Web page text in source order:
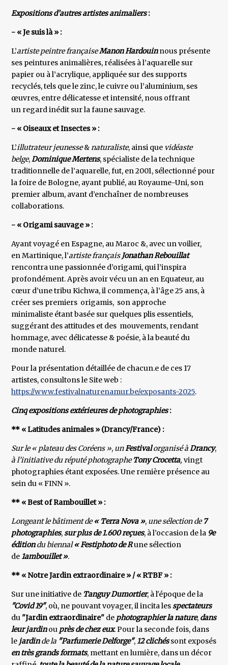
Expositions d’autres artistes animaliers:
- « Je suis là » :
L’artiste peintre françaiseManon Hardouinnous présente
ses peintures animalières, réalisées à l’aquarelle sur
papier ou à l’acrylique, appliquée sur des supports
recyclés, tels que le zinc, le cuivre ou l’aluminium, ses
œuvres, entre délicatesse et intensité, nous offrant
un regard inédit sur la faune sauvage.
- « Oiseaux et Insectes » :
L’illutrateur jeunesse&naturaliste, ainsi que vidéaste
belge,Dominique Mertens, spécialiste de la technique
traditionnelle de l’aquarelle, fut, en 2001, sélectionné pour
la foire de Bologne, ayant publié, au Royaume-Uni, son
premier album, avant d’enchaîner de nombreuses
collaborations.
- « Origami sauvage » :
Ayant voyagé en Espagne, au Maroc &, avec un voilier,
en Martinique, l’artiste françaisJonathan Rebouillat
rencontra une passionnée d’origami, qui l’inspira
profondément. Après avoir vécu un an en Equateur, au
cœur d’une tribu Kichwa, il commença, à l’âge 25 ans, à
créer ses premiers origamis, son approche
minimaliste étant basée sur quelques plis essentiels,
suggérant des attitudes et des mouvements, rendant
hommage, avec délicatesse & poésie, à la beauté du
monde naturel.
Pour la présentation détaillée de chacun.e de ces 17
artistes, consultons le Site web :
https://www.festivalnaturenamur.be/exposants-2025.
Cinq expositions extérieures de photographies:
** « Latitudes animales » (Drancy/France) :
Sur le « plateau des Coréens », unFestivalorganisé àDrancy,
à l’initiative du réputé photographe TonyCrocetta, vingt
photographies étant exposées. Une remière présence au
sein du « FINN ».
** « Best of Rambouillet » :
Longeant le bâtiment de« Terra Nova », une sélection de7
photographies,sur plus de 1.600 reçues, à l’occasion de la 9e
éditiondu biennal« Festiphoto de Rune sélection
de 1ambouillet ».
** « Notre Jardin extraordinaire » / « RTBF » :
Sur une initiative de Tanguy Dumortier, à l'époque de la
"Covid 19", où, ne pouvant voyager, il incita lesspectateurs
du "Jardin extraordinaire" de photographier la nature, dans
leur jardinou près de chez eux. Pour la seconde fois, dans
le jardinde la "Parfumerie Delforge", 12 clichéssont exposés
en très grands formats, mettant en lumière, dans un décor